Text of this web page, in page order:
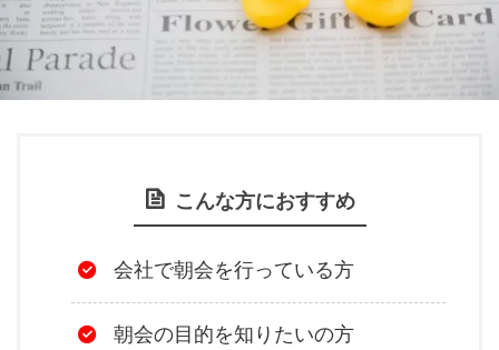
こんな方におすすめ
会社で朝会を行っている方
朝会の目的を知りたいの方